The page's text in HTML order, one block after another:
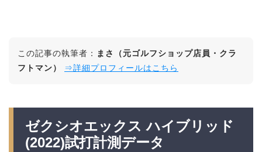
この記事の執筆者：
まさ（元ゴルフショップ店員・クラ
フトマン）
⇒詳細プロフィールはこちら
ゼクシオエックス ハイブリッド
(2022)試打計測データ